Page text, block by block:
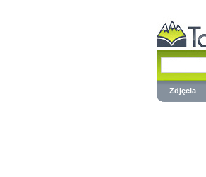
Zdjęcia